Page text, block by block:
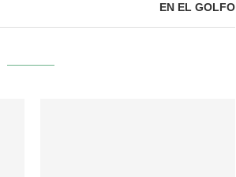
EN EL GOLFO